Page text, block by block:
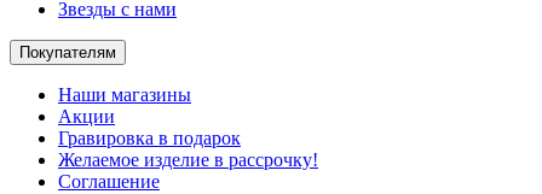
Звезды с нами
Покупателям
Наши магазины
Акции
Гравировка в подарок
Желаемое изделие в рассрочку!
Соглашение